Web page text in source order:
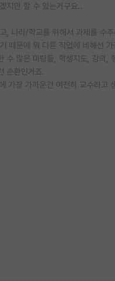
지만 할 수 있는거구요..
나라/학교를 위해서 과제를 수
때문에 뭐 다른 직업에 비해선
많은 미팅들, 학생지도, 강의,
순환인거죠.
장 가까운건 여전히 교수라고 생